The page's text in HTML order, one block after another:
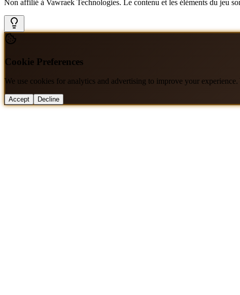
Non affilié à Vawraek Technologies. Le contenu et les éléments du jeu
Cookie Preferences
We use cookies for analytics and advertising to improve your
Accept Decline